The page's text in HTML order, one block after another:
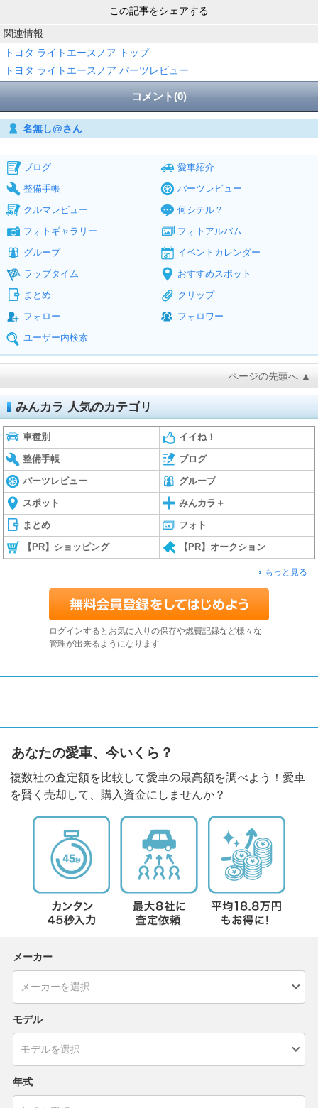
この記事をシェアする
関連情報
トヨタ ライトエースノア トップ
トヨタ ライトエースノア パーツレビュー
コメント(0)
名無し@さん
ブログ
愛車紹介
整備手帳
パーツレビュー
クルマレビュー
何シテル？
フォトギャラリー
フォトアルバム
グループ
イベントカレンダー
ラップタイム
おすすめスポット
まとめ
クリップ
フォロー
フォロワー
ユーザー内検索
ページの先頭へ ▲
みんカラ 人気のカテゴリ
車種別 イイね！
整備手帳 ブログ
パーツレビュー グループ
スポット みんカラ＋
まとめ フォト
【PR】ショッピング 【PR】オークション
もっと見る
ログインするとお気に入りの保存や燃費記録など様々な
管理が出来るようになります
あなたの愛車、今いくら？
複数社の査定額を比較して愛車の最高額を調べよう！愛車
を賢く売却して、購入資金にしませんか？
メーカー
モデル
年式